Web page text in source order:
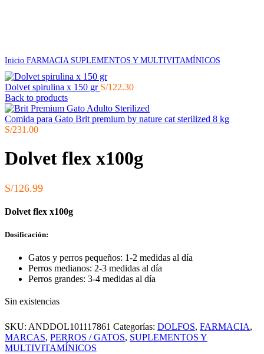
Inicio FARMACIA SUPLEMENTOS Y MULTIVITAMÍNICOS
Dolvet spirulina x 150 gr S/122.30
Back to products
Comida para Gato Brit premium by nature cat sterilized 8 kg
S/231.00
Dolvet flex x100g
S/126.99
Dolvet flex x100g
Dosificación:
Gatos y perros pequeños: 1-2 medidas al día
Perros medianos: 2-3 medidas al día
Perros grandes: 3-4 medidas al día
Sin existencias
SKU: ANDDOL101117861 Categorías: DOLFOS, FARMACIA,
MARCAS, PERROS / GATOS, SUPLEMENTOS Y
MULTIVITAMÍNICOS